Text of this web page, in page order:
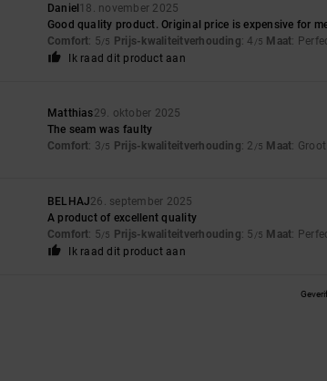
Daniel 18. november 2025
Good quality product. Original price is expensive for
Comfort: 5/5 Prijs-kwaliteitverhouding: 4 /5 Maat:
Ik raad dit product aan
Matthias29. oktober 2025
The seam was faulty
Comfort: 3/5 Prijs-kwaliteitverhouding: 2 /5 Maat: Groot
BELHAJ26. september 2025
A product of excellent quality
Comfort: 5/5 Prijs-kwaliteitverhouding: 5 /5 Maat:
Ik raad dit product aan